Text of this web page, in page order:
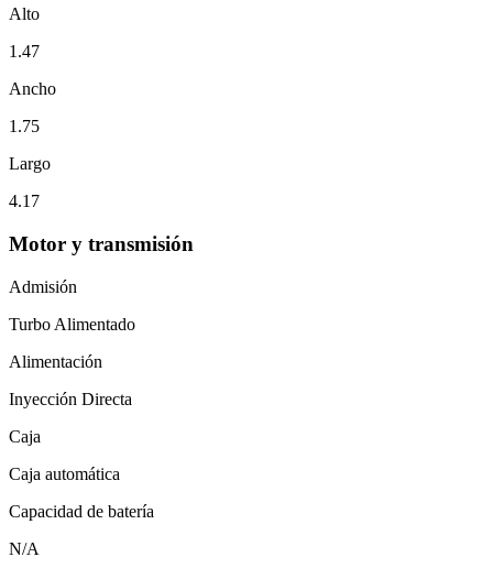
Alto
1.47
Ancho
1.75
Largo
4.17
Motor y transmisión
Admisión
Turbo Alimentado
Alimentación
Inyección Directa
Caja
Caja automática
Capacidad de batería
N/A